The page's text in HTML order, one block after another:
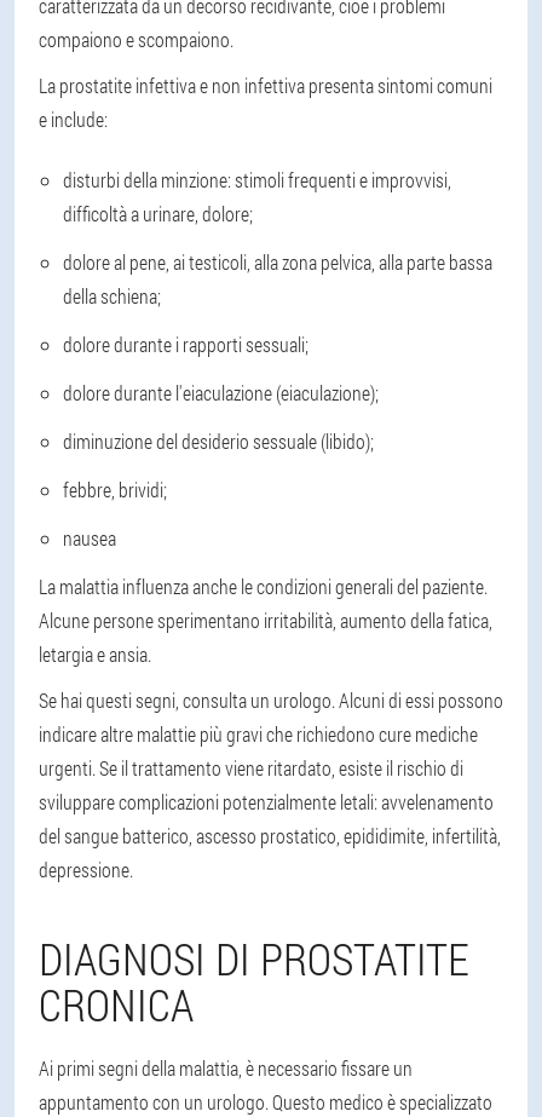
caratterizzata da un decorso recidivante, cioè i problemi
compaiono e scompaiono.
La prostatite infettiva e non infettiva presenta sintomi comuni
e include:
disturbi della minzione: stimoli frequenti e improvvisi,
difficoltà a urinare, dolore;
dolore al pene, ai testicoli, alla zona pelvica, alla parte bassa
della schiena;
dolore durante i rapporti sessuali;
dolore durante l'eiaculazione (eiaculazione);
diminuzione del desiderio sessuale (libido);
febbre, brividi;
nausea
La malattia influenza anche le condizioni generali del paziente.
Alcune persone sperimentano irritabilità, aumento della fatica,
letargia e ansia.
Se hai questi segni, consulta un urologo. Alcuni di essi possono
indicare altre malattie più gravi che richiedono cure mediche
urgenti. Se il trattamento viene ritardato, esiste il rischio di
sviluppare complicazioni potenzialmente letali: avvelenamento
del sangue batterico, ascesso prostatico, epididimite, infertilità,
depressione.
DIAGNOSI DI PROSTATITE
CRONICA
Ai primi segni della malattia, è necessario fissare un
appuntamento con un urologo. Questo medico è specializzato